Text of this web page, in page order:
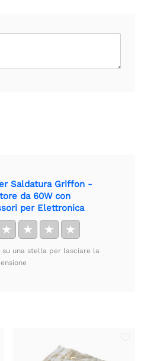
Saldatura Griffon -
da 60W con
per Elettronica
★ ★ ★ ★
su una stella per lasciare la